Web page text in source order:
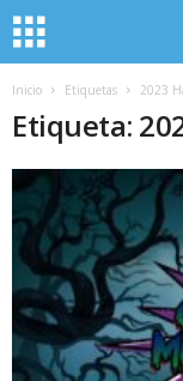
Inicio Etiquetas 2023
Etiqueta: